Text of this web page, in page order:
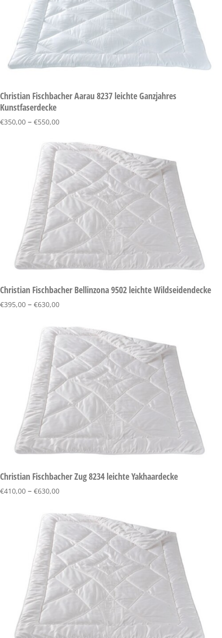
Christian Fischbacher Aarau 8237 leichte Ganzjahres
Kunstfaserdecke
€350,00 – €550,00
Christian Fischbacher Bellinzona 9502 leichte Wildseidendecke
€395,00 – €630,00
Christian Fischbacher Zug 8234 leichte Yakhaardecke
€410,00 – €630,00